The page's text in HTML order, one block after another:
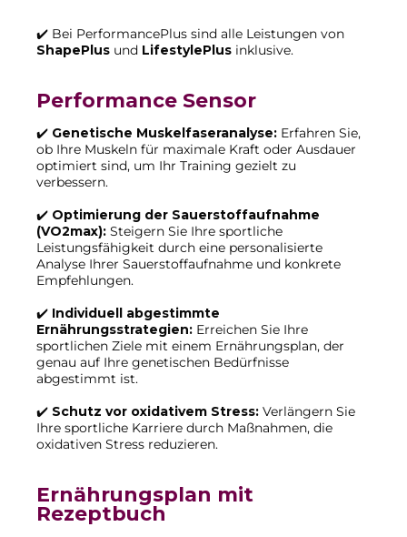
✔️ Bei PerformancePlus sind alle Leistungen von
ShapePlus und LifestylePlus inklusive.
Performance Sensor
✔️ Genetische Muskelfaseranalyse: Erfahren Sie,
ob Ihre Muskeln für maximale Kraft oder Ausdauer
optimiert sind, um Ihr Training gezielt zu
verbessern.
✔️ Optimierung der Sauerstoffaufnahme
(VO2max): Steigern Sie Ihre sportliche
Leistungsfähigkeit durch eine personalisierte
Analyse Ihrer Sauerstoffaufnahme und konkrete
Empfehlungen.
✔️ Individuell abgestimmte
Ernährungsstrategien: Erreichen Sie Ihre
sportlichen Ziele mit einem Ernährungsplan, der
genau auf Ihre genetischen Bedürfnisse
abgestimmt ist.
✔️ Schutz vor oxidativem Stress: Verlängern Sie
Ihre sportliche Karriere durch Maßnahmen, die
oxidativen Stress reduzieren.
Ernährungsplan mit
Rezeptbuch